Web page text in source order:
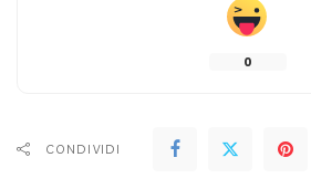
0
CONDIVIDI